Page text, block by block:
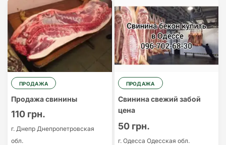
ПРОДАЖА
Продажа свинины
110 грн.
г. Днепр Днепропетровская
обл.
ПРОДАЖА
Свинина свежий забой
цена
50 грн.
г. Одесса Одесская обл.